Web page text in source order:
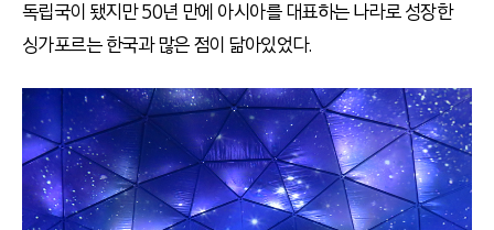
독립국이 됐지만 50년 만에 아시아를 대표하는 나라로 성장한
싱가포르는 한국과 많은 점이 닮아있었다.